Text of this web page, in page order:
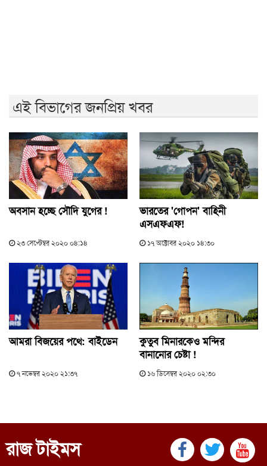
এই বিভাগের জনপ্রিয় খবর
অবসান হচ্ছে সৌদি যুগের !
২৩ সেপ্টেম্বর ২০২০ ০৪:১৪
ভারতের 'গোপন' বাহিনী
এসএফএফ!
১৭ অক্টোবর ২০২০ ১৪:৩০
আমরা বিজয়ের পথে: বাইডেন
৭ নভেম্বর ২০২০ ২১:৩৭
কুতুব মিনারকেও মন্দির
বানানোর চেষ্টা !
১৬ ডিসেম্বর ২০২০ ০২:৩০
রাজ টাইমস